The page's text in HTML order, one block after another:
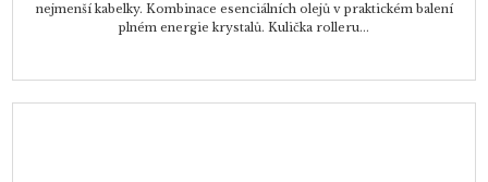
nejmenší kabelky. Kombinace esenciálních olejů v praktickém balení
plném energie krystalů. Kulička rolleru...